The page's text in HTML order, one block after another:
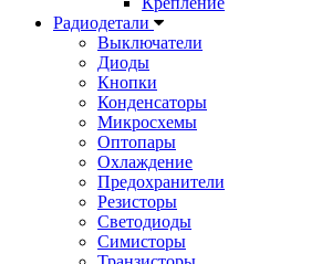
Радиодетали
Выключатели
Диоды
Кнопки
Конденсаторы
Микросхемы
Оптопары
Охлаждение
Предохранители
Резисторы
Светодиоды
Симисторы